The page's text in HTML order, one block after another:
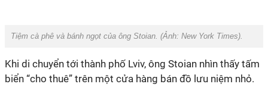
Tiệm cà phê và bánh ngọt của ông Stoian. (Ảnh: New York Times).
Khi di chuyển tới thành phố Lviv, ông Stoian nhìn thấy tấm
biển “cho thuê” trên một cửa hàng bán đồ lưu niệm nhỏ.